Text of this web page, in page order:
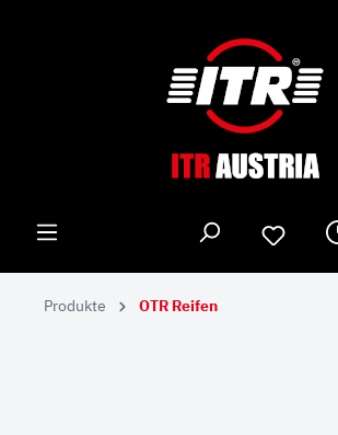
Produkte OTR Reifen